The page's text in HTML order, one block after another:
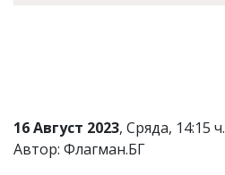
сигнализирайте
16 Август 2023, Сряда, 14:15 ч.
Автор: Флагман.БГ